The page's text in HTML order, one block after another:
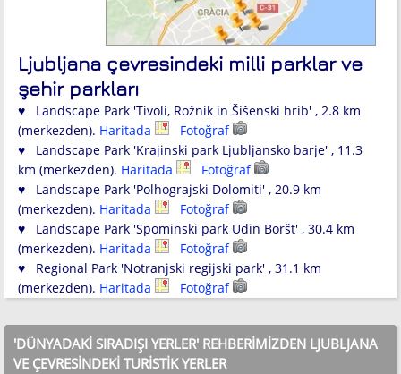
Ljubljana çevresindeki milli parklar ve
şehir parkları
♥ Landscape Park 'Tivoli, Rožnik in Šišenski hrib' , 2.8 km
(merkezden). Haritada
Fotoğraf
♥ Landscape Park 'Krajinski park Ljubljansko barje' , 11.3
km (merkezden). Haritada
Fotoğraf
♥ Landscape Park 'Polhograjski Dolomiti' , 20.9 km
(merkezden). Haritada
Fotoğraf
♥ Landscape Park 'Spominski park Udin Boršt' , 30.4 km
(merkezden). Haritada
Fotoğraf
♥ Regional Park 'Notranjski regijski park' , 31.1 km
(merkezden). Haritada Fotoğraf
'DÜNYADAKI SIRADIŞI YERLER' REHBERIMIZDEN LJUBLJANA
VE ÇEVRESINDEKI TURISTIK YERLER